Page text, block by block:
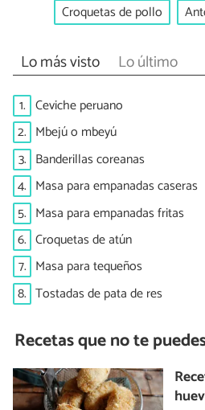
Croquetas de pollo
Lo más visto Lo último
1. Ceviche peruano
2. Mbejú o mbeyú
3. Banderillas coreanas
4. Masa para empanadas caseras
5. Masa para empanadas fritas
6. Croquetas de atún
7. Masa para tequeños
8. Tostadas de pata de res
Recetas que no te